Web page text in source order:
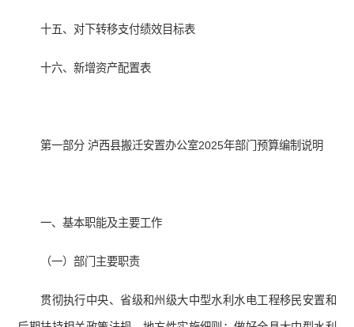
十五、对下转移支付绩效目标表
十六、新增资产配置表
第一部分 泸西县搬迁安置办公室2025年部门预算编制说明
一、基本职能及主要工作
（一）部门主要职责
贯彻执行中央、省级和州级大中型水利水电工程移民安置和